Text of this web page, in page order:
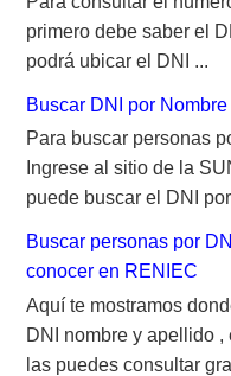
primero debe saber el
podrá ubicar el DNI ...
Buscar DNI por
Para buscar personas
Ingrese al sitio de la
puede buscar el DNI
Buscar personas por
conocer en RENIEC
Aquí te mostramos
DNI nombre y apellido
las puedes consultar